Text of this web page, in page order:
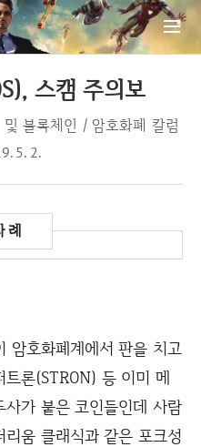
스캠 주의보
및 블록체인 / 암호화폐 칼럼
5. 2.
암호화폐계에서 판을 치고
트론(STRON) 등 이미 메
가 붙은 코인들인데 사람
움 클래식과 같은 포크성